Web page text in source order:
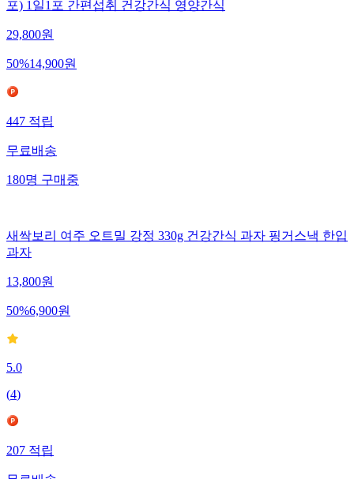
포) 1일1포 간편섭취 건강간식 영양간식
29,800원
50%14,900원
447적립
무료배송
180명구매중
새싹보리 여주 오트밀 강정 330g 건강간식 과자 핑거스낵 한입
과자
13,800원
50%6,900원
5.0
(4)
207적립